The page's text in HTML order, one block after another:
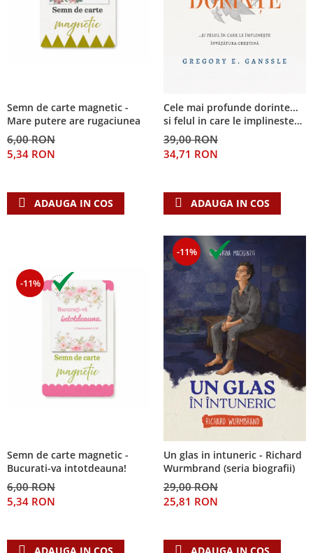
Semn de carte magnetic -
Mare putere are rugaciunea
6,00 RON
5,34 RON
ADAUGA IN COS
Cele mai profunde dorinte...
si felul in care le implineste
invatatura crestina
39,00 RON
34,71 RON
ADAUGA IN COS
-11%
Semn de carte magnetic -
Bucurati-va intotdeauna!
6,00 RON
5,34 RON
-11%
Un glas in intuneric - Richard
Wurmbrand (seria biografii)
29,00 RON
25,81 RON